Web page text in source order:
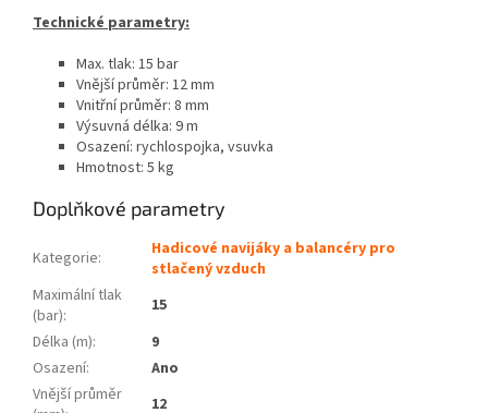
Technické parametry:
Max. tlak: 15 bar
Vnější průměr: 12 mm
Vnitřní průměr: 8 mm
Výsuvná délka: 9 m
Osazení: rychlospojka, vsuvka
Hmotnost: 5 kg
Doplňkové parametry
Kategorie:
Hadicové navijáky a balancéry pro
stlačený vzduch
Maximální tlak
(bar):
15
Délka (m):
9
Osazení:
Ano
Vnější průměr
12